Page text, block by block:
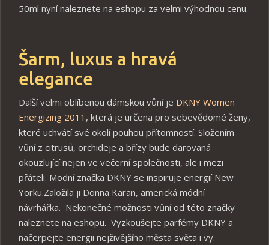
50ml nyní naleznete na eshopu za velmi výhodnou cenu.
Šarm, luxus a hravá
elegance
Další velmi oblíbenou dámskou vůní je DKNY Women
Energizing 2011 , která je určena pro sebevědomé ženy,
které uchvátí své okolí pouhou přítomností. Složením
vůní z citrusů, orchideje a břízy bude darovaná
okouzlující nejen ve večerní společnosti, ale i mezi
přáteli. Modní značka DKNY se inspiruje energií New
Yorku.Založila ji Donna Karan, americká módní
návrhářka. Nekonečné možnosti vůní od této značky
naleznete na eshopu. Vyzkoušejte parfémy DKNY a
načerpejte energii nejživějšího města světa i vy.